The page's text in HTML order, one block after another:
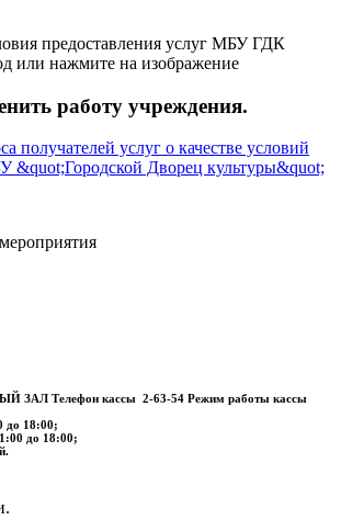
предоставления услуг МБУ ГДК
или нажмите на изображение
работу учреждения.
ЗАЛ Телефон кассы 2-63-54 Режим работы кассы
до 18:00;
до 18:00;